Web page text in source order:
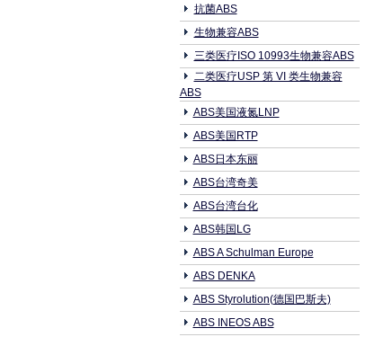
抗菌ABS
生物兼容ABS
三类医疗ISO 10993生物兼容ABS
二类医疗USP 第 VI 类生物兼容
ABS
ABS美国液氮LNP
ABS美国RTP
ABS日本东丽
ABS台湾奇美
ABS台湾台化
ABS韩国LG
ABS A Schulman Europe
ABS DENKA
ABS Styrolution(德国巴斯夫)
ABS INEOS ABS